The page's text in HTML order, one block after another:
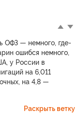
ОФЗ — немного, где-
ошибся немного,
у России в
на 6,011
на 4,8 —
Раскрыть ветку